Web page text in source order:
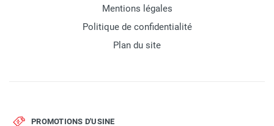
Mentions légales
Politique de confidentialité
Plan du site
PROMOTIONS D'USINE